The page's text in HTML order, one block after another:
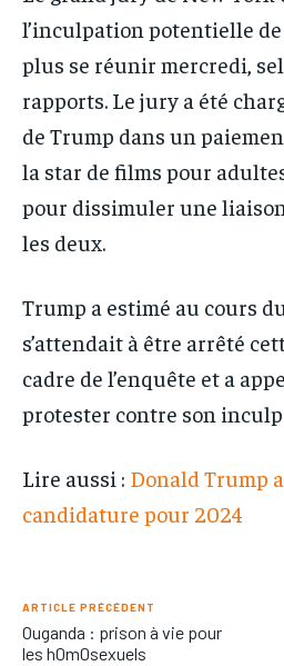
l’inculpation potentielle
plus se réunir mercredi,
rapports. Le jury a été
de Trump dans un
la star de films pour
pour dissimuler une
les deux.
Trump a estimé au cours
s’attendait à être arrêté
cadre de l’enquête et a
protester contre son
Lire aussi : Donald Trump
candidature pour 2024
ARTICLE PRÉCÉDENT
Ouganda : prison à vie pour
les h0m0sexuels